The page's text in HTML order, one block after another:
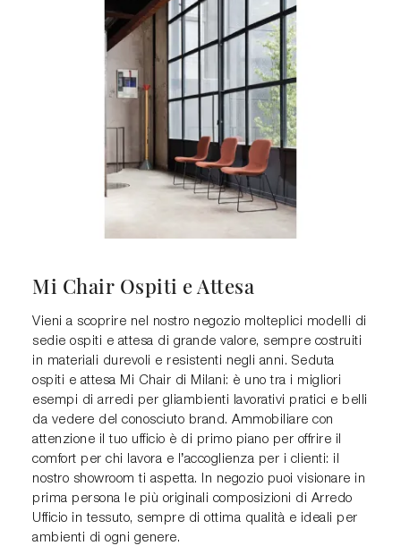
Mi Chair Ospiti e Attesa
Vieni a scoprire nel nostro negozio molteplici modelli di
sedie ospiti e attesa di grande valore, sempre costruiti
in materiali durevoli e resistenti negli anni. Seduta
ospiti e attesa Mi Chair di Milani: è uno tra i migliori
esempi di arredi per gliambienti lavorativi pratici e belli
da vedere del conosciuto brand. Ammobiliare con
attenzione il tuo ufficio è di primo piano per offrire il
comfort per chi lavora e l’accoglienza per i clienti: il
nostro showroom ti aspetta. In negozio puoi visionare in
prima persona le più originali composizioni di Arredo
Ufficio in tessuto, sempre di ottima qualità e ideali per
ambienti di ogni genere.